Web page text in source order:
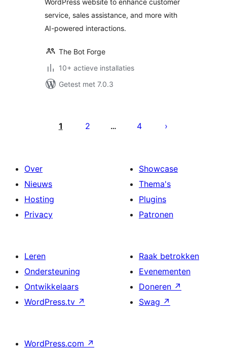
WordPress website to enhance customer
service, sales assistance, and more with
AI-powered interactions.
The Bot Forge
10+ actieve installaties
Getest met 7.0.3
paginering
1 2 … 4
Over
Nieuws
Hosting
Privacy
Showcase
Thema's
Plugins
Patronen
Leren
Ondersteuning
Ontwikkelaars
WordPress.tv ↗
Raak betrokken
Evenementen
Doneren ↗
Swag ↗
WordPress.com ↗